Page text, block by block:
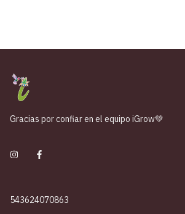
Gracias por confiar en el equipo iGrow💚
543624070863